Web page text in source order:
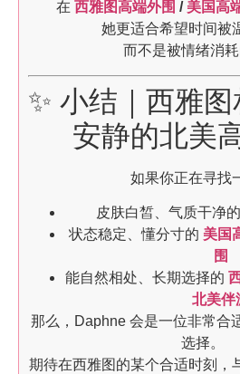
在 西雅图高端外围 / 美国高
她更适合希望时间被
而不是被情绪消耗
✨ 小结｜西雅
安静的北美
如果你正在寻找
皮肤白皙、气质干净的
状态稳定、懂分寸的 美国
围
能自然相处、长期选择的
北美伴
那么，Daphne 会是一位非常合
选择。
期待在西雅图的某个合适时刻，